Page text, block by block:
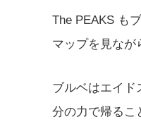
The PEAKS も
マップを見なが
ブルベはエイド
分の力で帰るこ